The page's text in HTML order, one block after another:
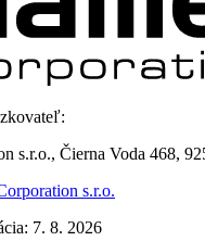
s.r.o., Čierna Voda 468,
s.r.o.
7. 8. 2026